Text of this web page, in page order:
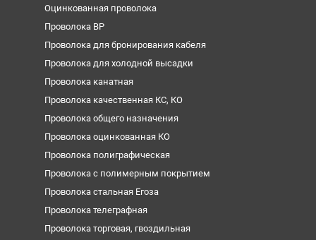
Оцинкованная проволока
Проволока ВР
Проволока для бронирования кабеля
Проволока для холодной высадки
Проволока канатная
Проволока качественная КС, КО
Проволока общего назначения
Проволока оцинкованная КО
Проволока полиграфическая
Проволока с полимерным покрытием
Проволока стальная Егоза
Проволока телеграфная
Проволока торговая, гвоздильная